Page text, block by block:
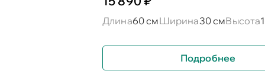
Длина60 смШирина30 смВысота
Подробнее